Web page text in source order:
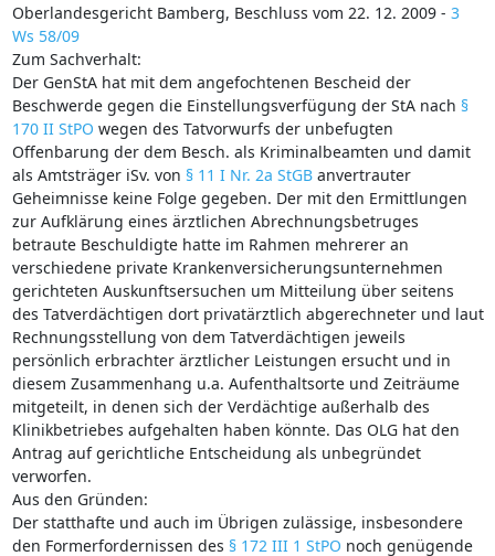
Oberlandesgericht Bamberg, Beschluss vom 22. 12. 2009 - 3
Ws 58/09
Zum Sachverhalt:
Der GenStA hat mit dem angefochtenen Bescheid der
Beschwerde gegen die Einstellungsverfügung der StA nach §
170 II StPO wegen des Tatvorwurfs der unbefugten
Offenbarung der dem Besch. als Kriminalbeamten und damit
als Amtsträger iSv. von § 11 I Nr. 2a StGBanvertrauter
Geheimnisse keine Folge gegeben. Der mit den Ermittlungen
zur Aufklärung eines ärztlichen Abrechnungsbetruges
betraute Beschuldigte hatte im Rahmen mehrerer an
verschiedene private Krankenversicherungsunternehmen
gerichteten Auskunftsersuchen um Mitteilung über seitens
des Tatverdächtigen dort privatärztlich abgerechneter und laut
Rechnungsstellung von dem Tatverdächtigen jeweils
persönlich erbrachter ärztlicher Leistungen ersucht und in
diesem Zusammenhang u.a. Aufenthaltsorte und Zeiträume
mitgeteilt, in denen sich der Verdächtige außerhalb des
Klinikbetriebes aufgehalten haben könnte. Das OLG hat den
Antrag auf gerichtliche Entscheidung als unbegründet
verworfen.
Aus den Gründen:
Der statthafte und auch im Übrigen zulässige, insbesondere
den Formerfordernissen des § 172 III 1 StPO noch genügende